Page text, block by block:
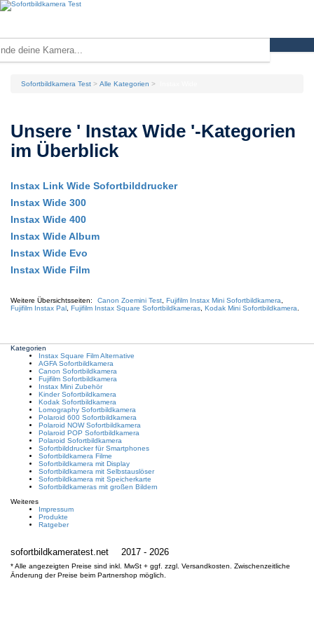
Sofortbildkamera Test Alle Kategorien
Unsere ' Instax Wide '-Kategorien
im Überblick
Instax Link Wide Sofortbilddrucker
Instax Wide 300
Instax Wide 400
Instax Wide Album
Instax Wide Evo
Instax Wide Film
Weitere Übersichtsseiten: Canon Zoemini Test Fujifilm Instax Mini Sofortbildkamera
Fujifilm Instax Pal Fujifilm Instax Square Sofortbildkameras Kodak Mini Sofortbildkamera
Kategorien
Instax Square Film Alternative
AGFA Sofortbildkamera
Canon Sofortbildkamera
Fujifilm Sofortbildkamera
Instax Mini Zubehör
Kinder Sofortbildkamera
Kodak Sofortbildkamera
Lomography Sofortbildkamera
Polaroid 600 Sofortbildkamera
Polaroid NOW Sofortbildkamera
Polaroid POP Sofortbildkamera
Polaroid Sofortbildkamera
Sofortbilddrucker für Smartphones
Sofortbildkamera Filme
Sofortbildkamera mit Display
Sofortbildkamera mit Selbstauslöser
Sofortbildkamera mit Speicherkarte
Sofortbildkameras mit großen Bildern
Weiteres
Impressum
Produkte
Ratgeber
sofortbildkameratest.net 2017 - 2026
* Alle angezeigten Preise sind inkl. MwSt + ggf. zzgl. Versandkosten. Zwischenzeitliche
Änderung der Preise beim Partnershop möglich.